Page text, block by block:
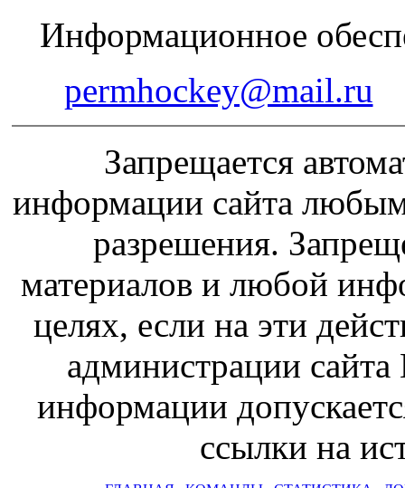
Информационное
permhockey@mail.ru
Запрещается
информации сайта
разрешения.
материалов и любой
целях, если на эти
администрации
информации
ссылки на